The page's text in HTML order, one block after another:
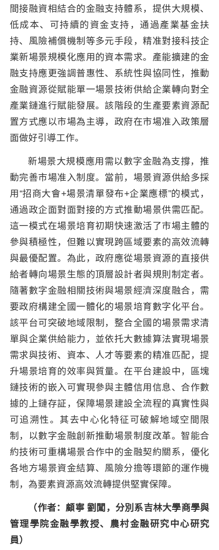
間接融資相結合的金融支持體系，提供大規模、
低成本、可持續的資金支持，通過產業基金扶
持、風險補償機制等多元手段，精准對接科技企
業新場景規模化應用的資本需求。產能擴建的金
融支持應更強調普惠性、系統性與協同性，推動
金融資源從賦能單一場景技術供給企業轉向對全
產業鏈進行賦能發展。該階段的生產要素資源配
置方式應以市場為主導，政府在市場准入政策層
面做好引導工作。
新場景大規模應用需以數字金融為支撐，推
動完善市場准入制度。當前，場景資源供給多採
用“招商大會+場景清單發布+企業應標”的模式，
通過政企面對面對接的方式推動場景供需匹配。
這一模式在場景培育初期快速激活了市場主體的
參與積極性，但難以實現跨區域要素的高效流轉
與最優配置。為此，政府應從場景資源的直接供
給者轉向場景生態的頂層設計者與規則制定者。
隨著數字金融相關技術與場景經濟深度融合，需
要政府構建全國一體化的場景培育數字化平台。
該平台可突破地域限制，整合全國的場景需求清
單與企業供給能力，並依托大數據算法實現場景
需求與技術、資本、人才等要素的精准匹配，提
升場景培育的效率與質量。在平台建設中，區塊
鏈技術的嵌入可實現參與主體信用信息、合作數
據的上鏈存証，保障場景建設全流程的真實性與
可追溯性。其去中心化特征可破解地域空間限
制，以數字金融創新推動場景制度改革。智能合
約技術可重構場景合作中的金融契約關系，優化
各地方場景資金結算、風險分擔等環節的運作機
制，為要素資源高效流轉提供堅實保障。
（作者：顧寧 劉闖，分別系吉林大學商學與
管理學院金融學教授、農村金融研究中心研究
員）